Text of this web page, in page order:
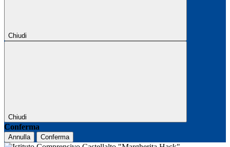
Chiudi
Chiudi
Conferma
Annulla Conferma